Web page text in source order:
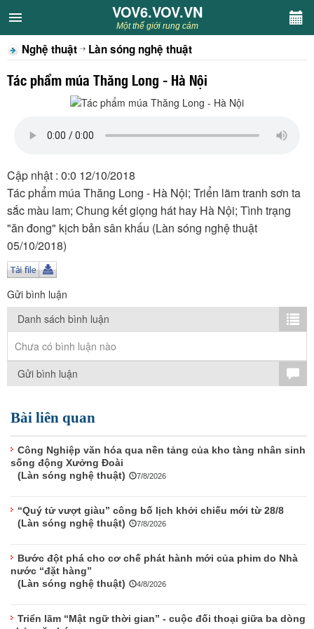
VOV6.VOV.VN
CHUYÊN MỤC
Khách VOV6
Sân khấu
Thiếu nhi
Kết nối VOV6
TÌM KIẾM
Vận hành bởi QI Corp
VOV6.VOV.VN
Một thế giới rung cảm
Nghệ thuật Làn sóng nghệ thuật
Tác phẩm múa Thăng Long - Hà Nội
Cập nhật : 0:0 12/10/2018
Tác phẩm múa Thăng Long - Hà Nội; Triển lãm tranh sơn ta
sắc màu lam; Chung kết giọng hát hay Hà Nội; Tình trạng
"ăn đong" kịch bản sân khấu (Làn sóng nghệ thuật
05/10/2018)
Gửi bình luận
Danh sách bình luận
Chưa có bình luận nào
Gửi bình luận
Bài liên quan
Công Nghiệp văn hóa qua nền tảng của kho tàng nhân sinh
sống động Xưởng Đoài
(Làn sóng nghệ thuật)
7/8/2026
“Quý tử vượt giàu” công bố lịch khởi chiếu mới từ 28/8
(Làn sóng nghệ thuật)
7/8/2026
Bước đột phá cho cơ chế phát hành mới của phim do Nhà
nước “đặt hàng”
(Làn sóng nghệ thuật)
4/8/2026
Triển lãm “Mật ngữ thời gian” - cuộc đối thoại giữa ba dòng